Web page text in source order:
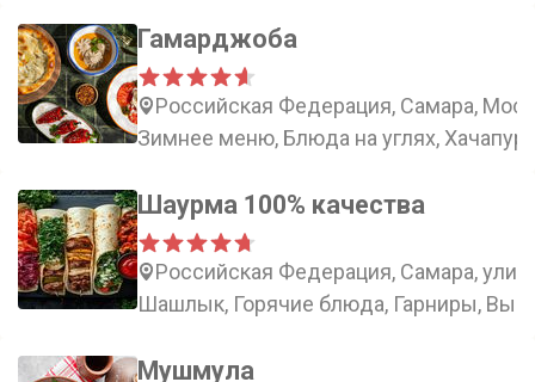
Гамарджоба
Российская Федерация, Самара,
Зимнее меню, Блюда на углях,
Шаурма 100% качества
Российская Федерация, Самара,
Шашлык, Горячие блюда, Гарниры,
Мушмула